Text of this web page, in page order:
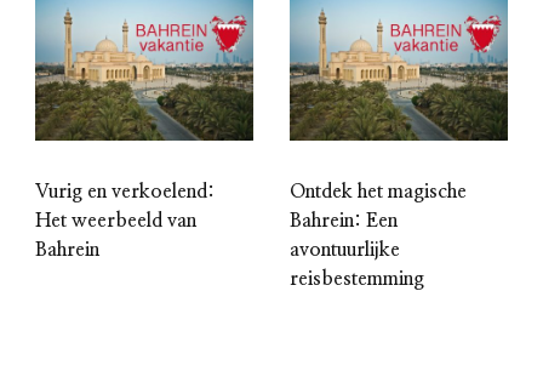
Vurig en verkoelend:
Het weerbeeld van
Bahrein
Ontdek het magische
Bahrein: Een
avontuurlijke
reisbestemming